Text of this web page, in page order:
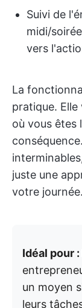
Suivi de
midi/
vers
La
pratique.
où vous êtes
juste une
votre journée.
Idéal pour :
un moyen
leurs